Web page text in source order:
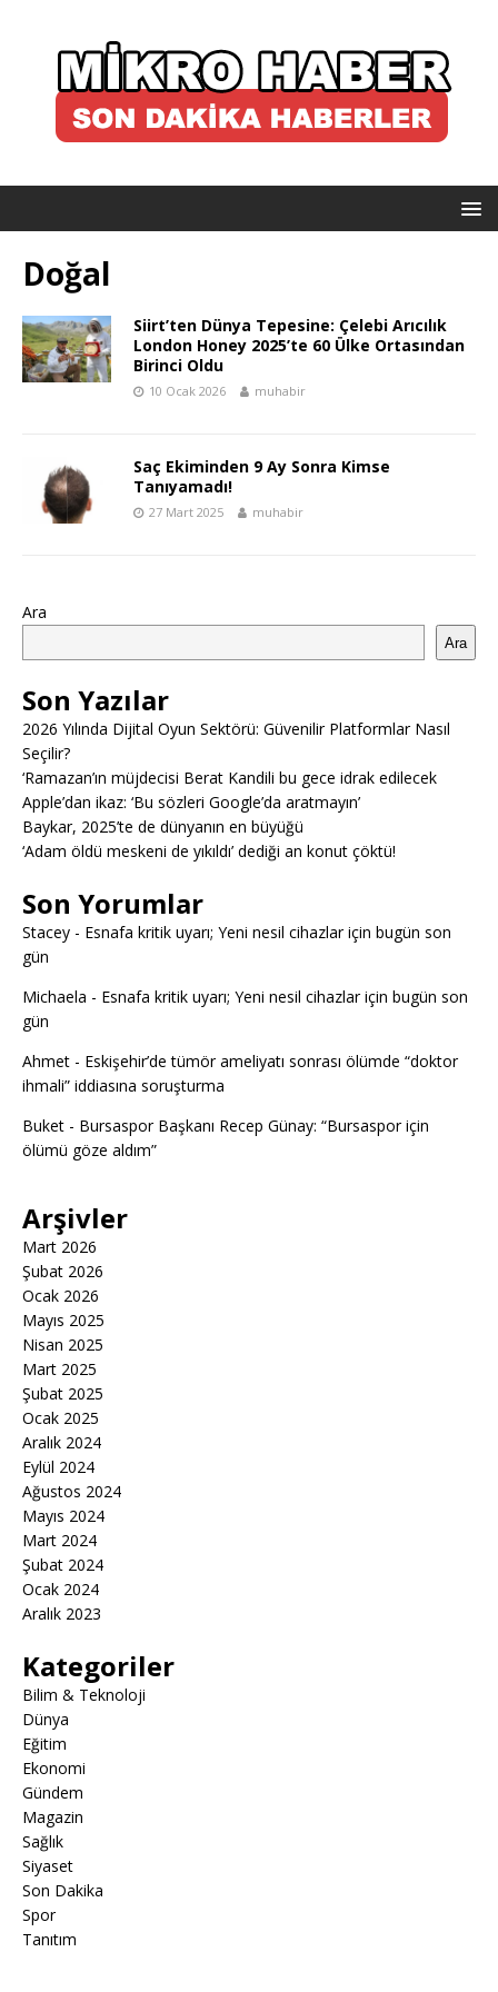
Doğal
Siirt’ten Dünya Tepesine: Çelebi Arıcılık
London Honey 2025’te 60 Ülke Ortasından
Birinci Oldu
10 Ocak 2026 muhabir
Saç Ekiminden 9 Ay Sonra Kimse
Tanıyamadı!
27 Mart 2025 muhabir
Ara
Ara
Son Yazılar
2026 Yılında Dijital Oyun Sektörü: Güvenilir Platformlar Nasıl
Seçilir?
‘Ramazan’ın müjdecisi Berat Kandili bu gece idrak edilecek
Apple’dan ikaz: ‘Bu sözleri Google’da aratmayın’
Baykar, 2025’te de dünyanın en büyüğü
‘Adam öldü meskeni de yıkıldı’ dediği an konut çöktü!
Son Yorumlar
Stacey - Esnafa kritik uyarı; Yeni nesil cihazlar için bugün son
gün
Michaela - Esnafa kritik uyarı; Yeni nesil cihazlar için bugün son
gün
Ahmet - Eskişehir’de tümör ameliyatı sonrası ölümde “doktor
ihmali” iddiasına soruşturma
Buket - Bursaspor Başkanı Recep Günay: “Bursaspor için
ölümü göze aldım”
Arşivler
Mart 2026
Şubat 2026
Ocak 2026
Mayıs 2025
Nisan 2025
Mart 2025
Şubat 2025
Ocak 2025
Aralık 2024
Eylül 2024
Ağustos 2024
Mayıs 2024
Mart 2024
Şubat 2024
Ocak 2024
Aralık 2023
Kategoriler
Bilim & Teknoloji
Dünya
Eğitim
Ekonomi
Gündem
Magazin
Sağlık
Siyaset
Son Dakika
Spor
Tanıtım